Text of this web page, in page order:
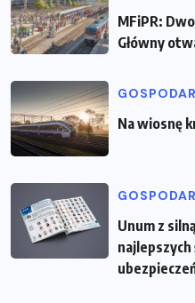
MFiPR:
Główny
Na wiosnę
Unum z